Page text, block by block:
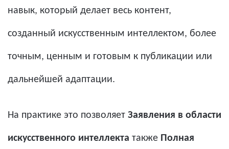
навык, который делает весь контент,
созданный искусственным интеллектом, более
точным, ценным и готовым к публикации или
дальнейшей адаптации.
На практике это позволяет Заявления в области
искусственного интеллекта также Полная